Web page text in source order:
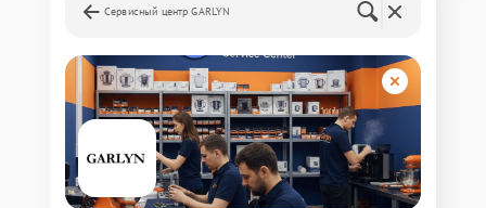
Сервисный центр GARLYN